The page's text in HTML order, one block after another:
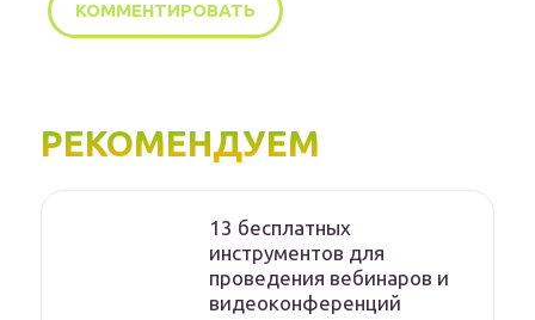
РЕКОМЕНДУЕМ
13 бесплатных
инструментов для
проведения вебинаров и
видеоконференций